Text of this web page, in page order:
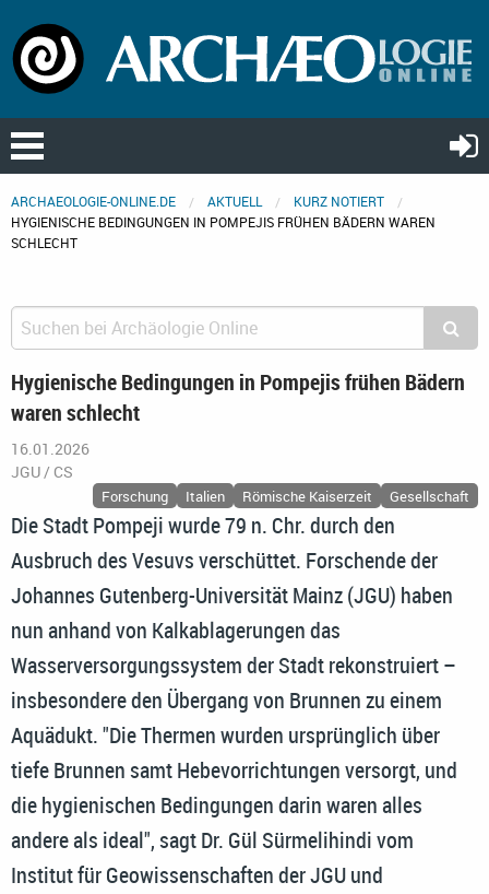
ARCHAEOLOGIE-ONLINE.DE AKTUELL
KURZ NOTIERT
HYGIENISCHE BEDINGUNGEN IN POMPEJIS FRÜHEN BÄDERN WAREN
SCHLECHT
Hygienische Bedingungen in Pompejis frühen Bädern
waren schlecht
16.01.2026
JGU / CS
Forschung Italien Römische Kaiserzeit Gesellschaft
Die Stadt Pompeji wurde 79 n. Chr. durch den
Ausbruch des Vesuvs verschüttet. Forschende der
Johannes Gutenberg-Universität Mainz (JGU) haben
nun anhand von Kalkablagerungen das
Wasserversorgungssystem der Stadt rekonstruiert –
insbesondere den Übergang von Brunnen zu einem
Aquädukt. "Die Thermen wurden ursprünglich über
tiefe Brunnen samt Hebevorrichtungen versorgt, und
die hygienischen Bedingungen darin waren alles
andere als ideal", sagt Dr. Gül Sürmelihindi vom
Institut für Geowissenschaften der JGU und